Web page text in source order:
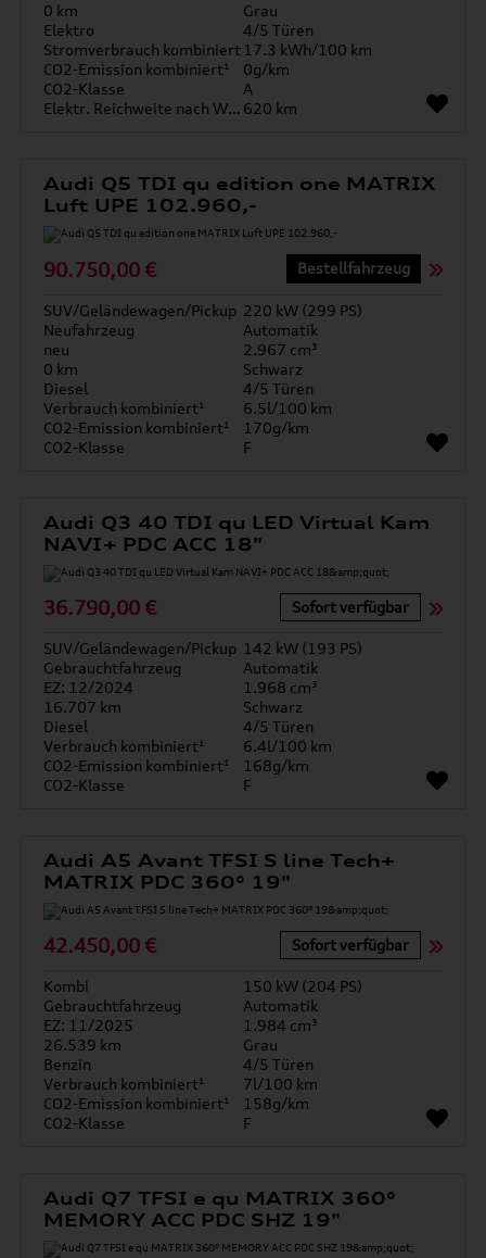
0 km
Grau
Elektro
4/5 Türen
Stromverbrauch kombiniert 17.3 kWh/100 km
CO2-Emission kombiniert¹
0g/km
CO2-Klasse
A
Elektr. Reichweite nach WLTP* 620 km
Audi Q5 TDI qu edition one MATRIX
Luft UPE 102.960,-
90.750,00 € Bestellfahrzeug
SUV/Geländewagen/Pickup 220 kW (299 PS)
Neufahrzeug
Automatik
neu
2.967 cm³
0 km
Schwarz
Diesel
4/5 Türen
Verbrauch kombiniert¹
6.5l/100 km
CO2-Emission kombiniert¹
170g/km
CO2-Klasse
F
Audi Q3 40 TDI qu LED Virtual Kam
NAVI+ PDC ACC 18"
36.790,00 € Sofort verfügbar
SUV/Geländewagen/Pickup 142 kW (193 PS)
Gebrauchtfahrzeug
Automatik
EZ: 12/2024
1.968 cm³
16.707 km
Schwarz
Diesel
4/5 Türen
Verbrauch kombiniert¹
6.4l/100 km
CO2-Emission kombiniert¹
168g/km
CO2-Klasse
F
Audi A5 Avant TFSI S line Tech+
MATRIX PDC 360° 19"
42.450,00 € Sofort verfügbar
Kombi
150 kW (204 PS)
Gebrauchtfahrzeug
Automatik
EZ: 11/2025
1.984 cm³
26.539 km
Grau
Benzin
4/5 Türen
Verbrauch kombiniert¹
7l/100 km
CO2-Emission kombiniert¹
158g/km
CO2-Klasse
F
Audi Q7 TFSI e qu MATRIX 360°
MEMORY ACC PDC SHZ 19"